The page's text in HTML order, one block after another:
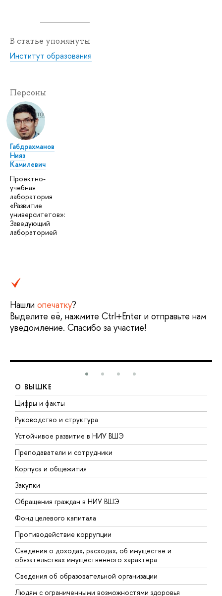
В статье упомянуты
Институт образования
Персоны
Габдрахманов
Нияз
Камилевич
Проектно-
учебная
лаборатория
«Развитие
университетов»:
Заведующий
лабораторией
Нашли опечатку?
Выделите её, нажмите Ctrl+Enter и отправьте нам
уведомление. Спасибо за участие!
О ВЫШКЕ
Цифры и факты
Руководство и структура
Устойчивое развитие в НИУ ВШЭ
Преподаватели и сотрудники
Корпуса и общежития
Закупки
Обращения граждан в НИУ ВШЭ
Фонд целевого капитала
Противодействие коррупции
Сведения о доходах, расходах, об имуществе и
обязательствах имущественного характера
Сведения об образовательной организации
Людям с ограниченными возможностями здоровья